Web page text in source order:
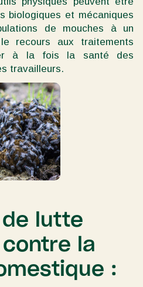
biologiques et mécaniques
de mouches à un
recours aux traitements
à la fois la santé des
travailleurs.
lutte
la
: